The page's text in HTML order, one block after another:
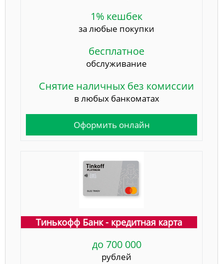
1% кешбек
за любые покупки
бесплатное
обслуживание
Снятие наличных без комиссии
в любых банкоматах
Оформить онлайн
Тинькофф Банк - кредитная карта
до 700 000
рублей